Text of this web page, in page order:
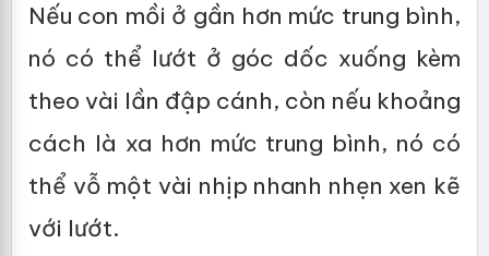
Nếu con mồi ở gần hơn mức trung bình,
nó có thể lướt ở góc dốc xuống kèm
theo vài lần đập cánh, còn nếu khoảng
cách là xa hơn mức trung bình, nó có
thể vỗ một vài nhịp nhanh nhẹn xen kẽ
với lướt.